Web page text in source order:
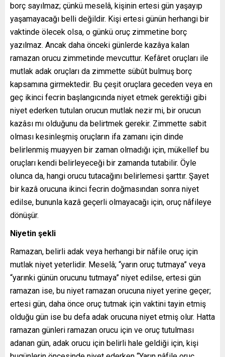
borç sayılmaz; çünkü meselâ, kişinin ertesi gün yaşayıp
yaşamayacağı belli değildir. Kişi ertesi günün herhangi bir
vaktinde ölecek olsa, o günkü oruç zimmetine borç
yazılmaz. Ancak daha önceki günlerde kazâya kalan
ramazan orucu zimmetinde mevcuttur. Kefâret oruçları ile
mutlak adak oruçları da zimmette sübût bulmuş borç
kapsamına girmektedir. Bu çeşit oruçlara geceden veya en
geç ikinci fecrin başlangıcında niyet etmek gerektiği gibi
niyet ederken tutulan orucun mutlak nezir mi, bir orucun
kazâsı mı olduğunu da belirtmek gerekir. Zimmette sabit
olması kesinleşmiş oruçların ifa zamanı için dinde
belirlenmiş muayyen bir zaman olmadığı için, mükellef bu
oruçları kendi belirleyeceği bir zamanda tutabilir. Öyle
olunca da, hangi orucu tutacağını belirlemesi şarttır. Şayet
bir kazâ orucuna ikinci fecrin doğmasından sonra niyet
edilse, bununla kazâ geçerli olmayacağı için, oruç nâfileye
dönüşür.
Niyetin şekli
Ramazan, belirli adak veya herhangi bir nâfile oruç için
mutlak niyet yeterlidir. Meselâ; “yarın oruç tutmaya” veya
“yarınki günün orucunu tutmaya” niyet edilse, ertesi gün
ramazan ise, bu niyet ramazan orucuna niyet yerine geçer;
ertesi gün, daha önce oruç tutmak için vaktini tayin etmiş
olduğu gün ise bu defa adak orucuna niyet etmiş olur. Hatta
ramazan günleri ramazan orucu için ve oruç tutulması
adanan gün, adak orucu için belirli hale geldiği için, kişi